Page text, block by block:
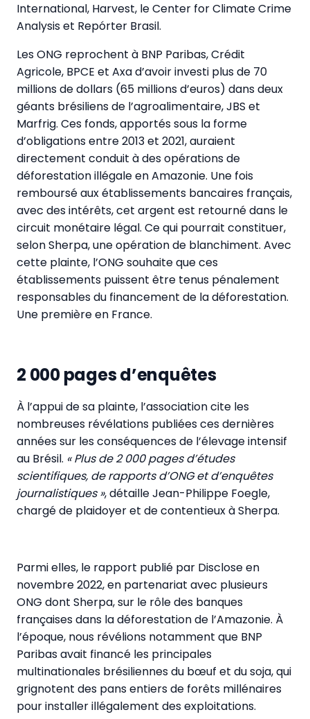
International, Harvest, le Center for Climate Crime
Analysis et Repórter Brasil.
Les ONG reprochent à BNP Paribas, Crédit
Agricole, BPCE et Axa d’avoir investi plus de 70
millions de dollars (65 millions d’euros) dans deux
géants brésiliens de l’agroalimentaire, JBS et
Marfrig. Ces fonds, apportés sous la forme
d’obligations entre 2013 et 2021, auraient
directement conduit à des opérations de
déforestation illégale en Amazonie. Une fois
remboursé aux établissements bancaires français,
avec des intérêts, cet argent est retourné dans le
circuit monétaire légal. Ce qui pourrait constituer,
selon Sherpa, une opération de blanchiment. Avec
cette plainte, l’ONG souhaite que ces
établissements puissent être tenus pénalement
responsables du financement de la déforestation.
Une première en France.
2 000 pages d’enquêtes
À l’appui de sa plainte, l’association cite les
nombreuses révélations publiées ces dernières
années sur les conséquences de l’élevage intensif
au Brésil. « Plus de 2 000 pages d’études
scientifiques, de rapports d’ONG et d’enquêtes
journalistiques », détaille Jean-Philippe Foegle,
chargé de plaidoyer et de contentieux à Sherpa.
Parmi elles, le rapport publié par Disclose en
novembre 2022, en partenariat avec plusieurs
ONG dont Sherpa, sur le rôle des banques
françaises dans la déforestation de l’Amazonie. À
l’époque, nous révélions notamment que BNP
Paribas avait financé les principales
multinationales brésiliennes du bœuf et du soja, qui
grignotent des pans entiers de forêts millénaires
pour installer illégalement des exploitations.